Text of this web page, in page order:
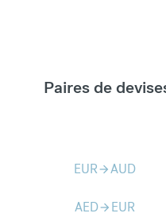
Paires de
EURarrow_forwardAUD
AEDarrow_forward EUR